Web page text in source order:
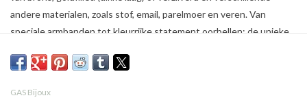
andere materialen, zoals stof, email, parelmoer en veren. Van
speciale armbanden tot kleurrijke statement oorbellen: de unieke
GAS Bijoux